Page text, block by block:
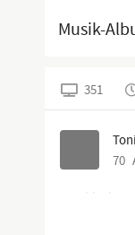
Musik-
351
70
In